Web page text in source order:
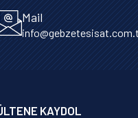
Mail
KAYDOL